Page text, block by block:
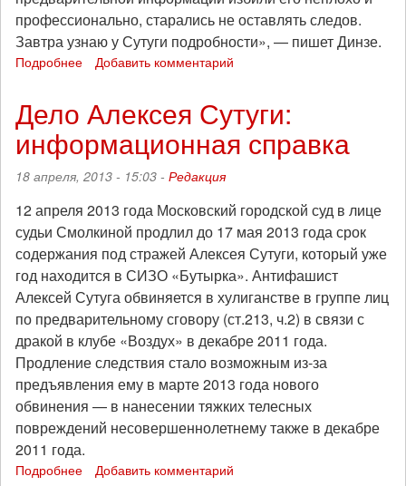
профессионально, старались не оставлять следов.
Завтра узнаю у Сутуги подробности», — пишет Динзе.
Подробнее
избили
Алексея
Сутугу
Добавить комментарий
Дело Алексея Сутуги:
информационная справка
18 апреля, 2013 - 15:03 - Редакция
12 апреля 2013 года Московский городской суд в лице
судьи Смолкиной продлил до 17 мая 2013 года срок
содержания под стражей Алексея Сутуги, который уже
год находится в СИЗО «Бутырка». Антифашист
Алексей Сутуга обвиняется в хулиганстве в группе лиц
по предварительному сговору (ст.213, ч.2) в связи с
дракой в клубе «Воздух» в декабре 2011 года.
Продление следствия стало возможным из-за
предъявления ему в марте 2013 года нового
обвинения — в нанесении тяжких телесных
повреждений несовершеннолетнему также в декабре
2011 года.
Подробнее Добавить комментарий